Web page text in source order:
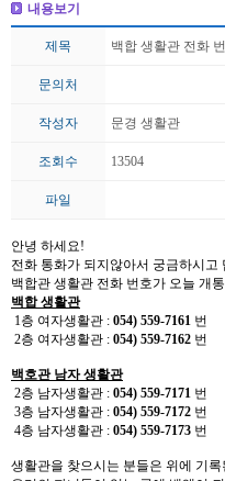
내용보기
제목 백합 생활관 전화
문의처
작성자 문경 생활관
조회수 13504
파일
안녕 하세요!
전화 통화가 되지않아서 궁금하시고
백합관 생활관 전화 번호가 오늘 개
백합 생활관
1층 여자생활관 : 054) 559-7161 번
2층 여자생활관 : 054) 559-7162 번
백호관 남자 생활관
2층 남자생활관 : 054) 559-7171 번
3층 남자생활관 : 054) 559-7172 번
4층 남자생활관 : 054) 559-7173 번
생활관을 찾으시는 분들은 위에 기